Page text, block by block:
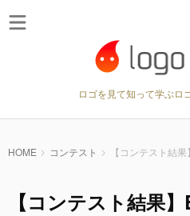
ロゴを見て知って学ぶロ
HOME コンテスト 【コンテスト結
【コンテスト結果